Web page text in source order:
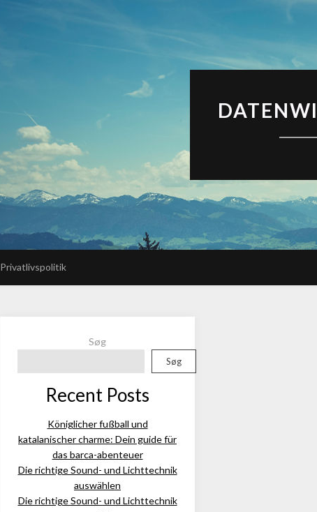
Privatlivspolitik
Søg
Søg
Recent Posts
Königlicher fußball und
katalanischer charme: Dein guide für
das barca-abenteuer
Die richtige Sound- und Lichttechnik
auswählen
Die richtige Sound- und Lichttechnik